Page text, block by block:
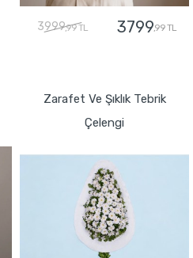
3999,99 TL 3799,99 TL
Zarafet Ve Şıklık Tebrik
Çelengi